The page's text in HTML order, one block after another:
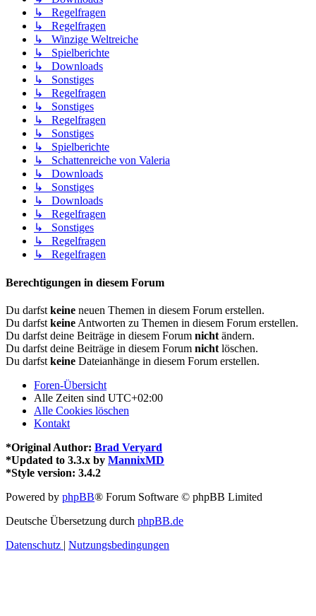
↳ Regelfragen
↳ Regelfragen
↳ Winzige Weltreiche
↳ Spielberichte
↳ Downloads
↳ Sonstiges
↳ Regelfragen
↳ Sonstiges
↳ Regelfragen
↳ Sonstiges
↳ Spielberichte
↳ Schattenreiche von Valeria
↳ Downloads
↳ Sonstiges
↳ Downloads
↳ Regelfragen
↳ Sonstiges
↳ Regelfragen
↳ Regelfragen
Berechtigungen in diesem Forum
Du darfst keine neuen Themen in diesem Forum erstellen.
Du darfst keine Antworten zu Themen in diesem Forum erstellen.
Du darfst deine Beiträge in diesem Forum nicht ändern.
Du darfst deine Beiträge in diesem Forum nicht löschen.
Du darfst keine Dateianhänge in diesem Forum erstellen.
Foren-Übersicht
Alle Zeiten sind UTC+02:00
Alle Cookies löschen
Kontakt
*Original Author: Brad Veryard
*Updated to 3.3.x by MannixMD
*Style version: 3.4.2
Powered by phpBB® Forum Software © phpBB Limited
Deutsche Übersetzung durch phpBB.de
Datenschutz | Nutzungsbedingungen